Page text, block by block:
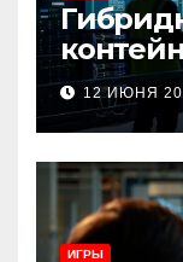
и 12 ИЮНЯ
ИГРЫ